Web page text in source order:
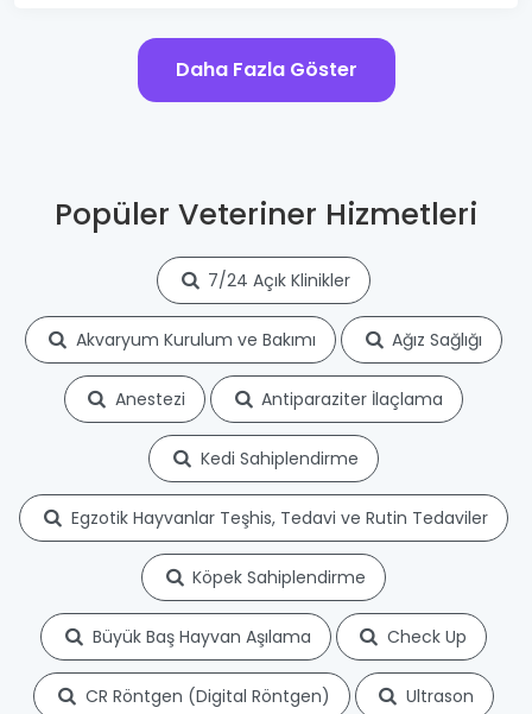
Daha Fazla Göster
Popüler Veteriner Hizmetleri
7/24 Açık Klinikler
Akvaryum Kurulum ve Bakımı Ağız Sağlığı
Anestezi Antiparaziter İlaçlama
Kedi Sahiplendirme
Egzotik Hayvanlar Teşhis, Tedavi ve Rutin Tedaviler
Köpek Sahiplendirme
Büyük Baş Hayvan Aşılama Check Up
CR Röntgen (Digital Röntgen) Ultrason